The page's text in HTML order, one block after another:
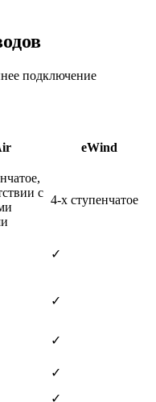
подключение
eWind
с
4-х ступенчатое
✓
✓
✓
✓
✓